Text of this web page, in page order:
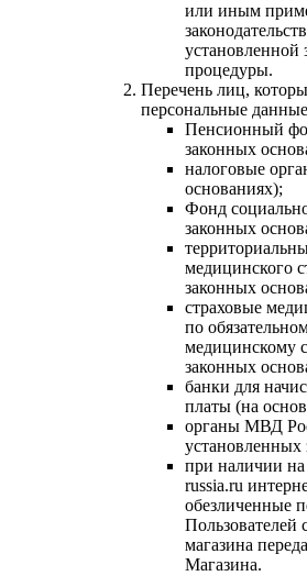
или иным
установленной
процедуры.
Перечень лиц,
персональные
Пенсионный
законных
налоговые
основаниях);
Фонд
законных
медицинского
законных
страховые
по
медицинскому
законных
банки для
платы (на
органы МВД
установленных
при наличии на
russia.ru
обезличенные
Пользователей
магазина
Магазина.